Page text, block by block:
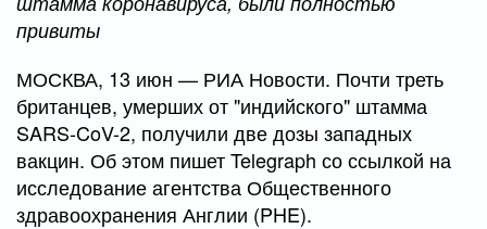
привиты
МОСКВА, 13 июн — РИА Новости. Почти треть
британцев, умерших от "индийского" штамма
SARS-CoV-2, получили две дозы западных
вакцин. Об этом пишет Telegraph со ссылкой на
исследование агентства Общественного
здравоохранения Англии (PHE).